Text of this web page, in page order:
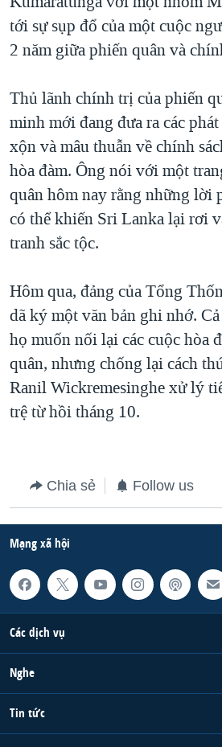
tới
"Tìm"
VẠCH TRẦN TIN GIẢ
NGƯỜI VIỆT HẢI NGOẠI
KINH TẾ
KHOA HỌC
SỨC KHOẺ
VĂN HOÁ
THỂ THAO
GIÁO DỤC
CHIẾN TRANH THƯƠNG MẠI CỦA
TẠI
HÀNH TRÌNH BẦU CỬ 2024
MỘT NĂM CHIẾN TRANH TẠI DẢI
GIẢI MÃ VÀNH ĐAI & CON ĐƯỜNG
NGÀY TỊ NẠN THẾ GIỚI
TRỊNH VĨNH BÌNH - NGƯỜI HẠ
GROUND ZERO – XƯA VÀ NAY
CHI PHÍ CHIẾN TRANH
THƯỢNG ĐỈNH TRUMP-KIM TẠI
TRỊNH VĨNH BÌNH VS. CHÍNH PHỦ
NGƯ DÂN VIỆT VÀ LÀN SÓNG
BÊN KIA QUỐC LỘ: TIẾNG VỌNG
QUAN HỆ VIỆT MỸ
HỌC TIẾNG ANH
VIDEO
MẠNG XÃ HỘI
Ngôn ngữ khác
tới sự sụp đổ của một cuộc
2 năm giữa phiến quân và
Thủ lãnh chính trị của phiến
minh mới đang đưa ra các
xộn và mâu thuẫn về chính
hòa đàm. Ông nói với một
quân hôm nay rằng những lời
có thể khiến Sri Lanka lại rơi
tranh sắc tộc.
Hôm qua, đảng của Tổng
dã ký một văn bản ghi nhớ.
họ muốn nối lại các cuộc hòa
quân, nhưng chống lại cách
Ranil Wickremesinghe xử lý
trệ từ hồi tháng 10.
Chia sẻ Follow us
Mạng xã hội
Các dịch vụ
Nghe
Tin tức